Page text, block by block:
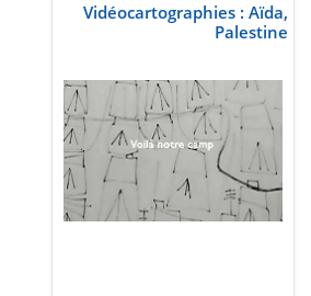
Vidéocartographies : Aïda,
Palestine